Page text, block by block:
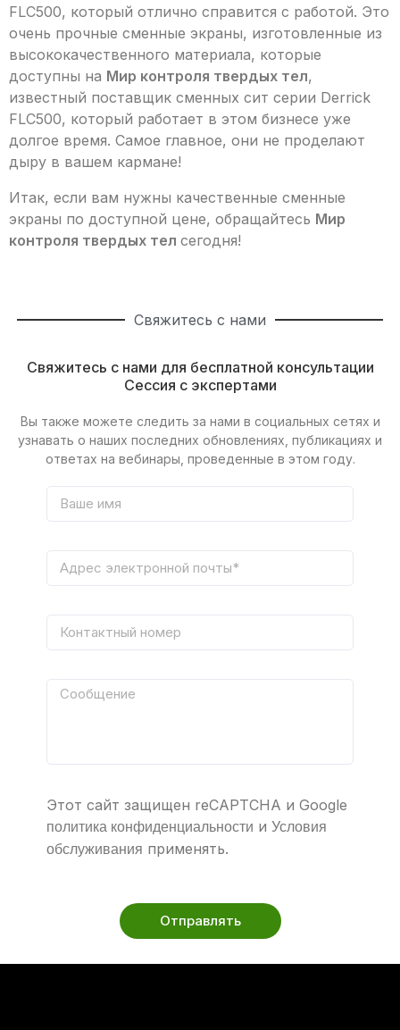
FLC500, который отлично справится с работой. Это
очень прочные сменные экраны, изготовленные из
высококачественного материала, которые
доступны на Мир контроля твердых тел,
известный поставщик сменных сит серии Derrick
FLC500, который работает в этом бизнесе уже
долгое время. Самое главное, они не проделают
дыру в вашем кармане!
Итак, если вам нужны качественные сменные
экраны по доступной цене, обращайтесь Мир
контроля твердых тел сегодня!
Свяжитесь с нами
Свяжитесь с нами для бесплатной консультации
Сессия с экспертами
Вы также можете следить за нами в социальных сетях и
узнавать о наших последних обновлениях, публикациях и
ответах на вебинары, проведенные в этом году.
Этот сайт защищен reCAPTCHA и Google
политика конфиденциальности и Условия
обслуживания применять.
Отправлять